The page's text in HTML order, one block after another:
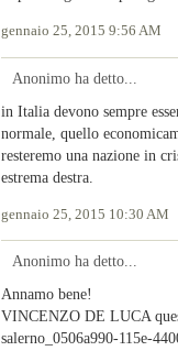
gennaio 25, 2015 9:56 AM
Anonimo ha detto...
in Italia devono sempre
normale, quello
resteremo una nazione in
estrema destra.
gennaio 25, 2015 10:30 AM
Anonimo ha detto...
Annamo bene!
VINCENZO DE LUCA
salerno_0506a990-115e-